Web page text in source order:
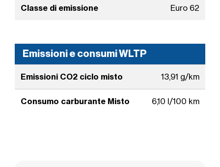
Classe di emissione Euro 62
Emissioni e consumi WLTP
Emissioni CO2 ciclo misto 13,91 g/km
Consumo carburante Misto 6,10 l/100 km